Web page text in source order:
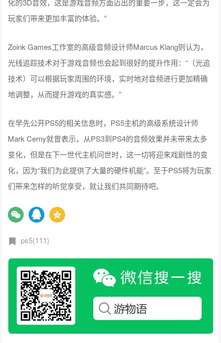
玩家们带来更加丰富的体验。”
Zoink Games工作室的高级音频设计师Marcus Klang则认为，
光线追踪技术对于游戏音频也会起到很好的提升作用：“（光追
技术）可以根据玩家周围的环境，实时地对音频进行更加精确
地调整，从而提升游戏的真实感。”
在早先公开PS5的相关信息时，PS5主机的高级系统设计师
Mark Cerny就曾表示，从PS3到PS4的音频效果并未带来太多
变化，但是在下一世代主机问世时，这一切将迎来戏剧性的变
化，因为“我们为此提供了大量的硬件机能”。至于PS5将为玩家
们带来怎样的听觉享受，就让我们共同期待吧。
ps5(111)